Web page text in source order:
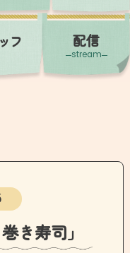
フ 配信
stream
き寿司」